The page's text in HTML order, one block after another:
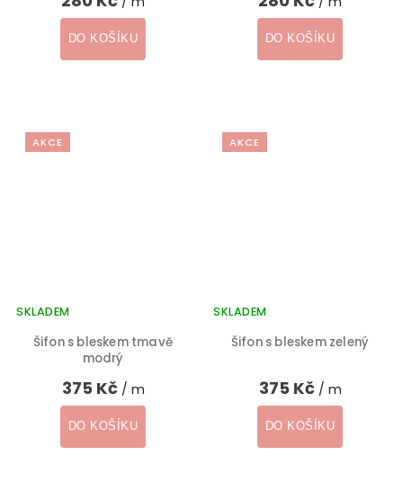
DO KOŠÍKU DO KOŠÍKU
AKCE
Šifon s bleskem tmavě
modrý
SKLADEM
375 Kč / m
DO KOŠÍKU
AKCE
Šifon s bleskem zelený
SKLADEM
375 Kč / m
DO KOŠÍKU